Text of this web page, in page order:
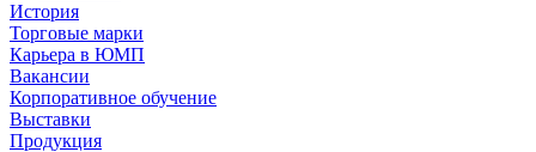
История
Торговые марки
Карьера в ЮМП
Вакансии
Корпоративное обучение
Выставки
Продукция